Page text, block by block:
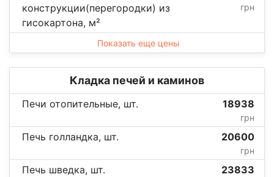
конструкции(перегородки) из
гисокартона, м²
грн
Показать еще цены
Кладка печей и каминов
Печи отопительные, шт. 18938
грн
Печь голландка, шт. 20600
грн
Печь шведка, шт. 23833